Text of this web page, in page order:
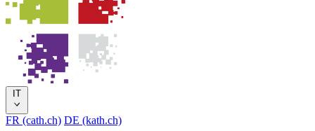
IT
FR (cath.ch) DE (kath.ch)